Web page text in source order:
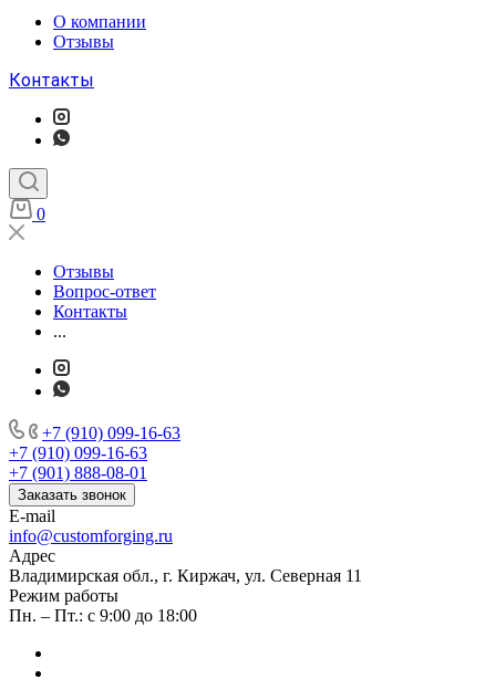
О компании
Отзывы
Контакты
0
Отзывы
Вопрос-ответ
Контакты
...
+7 (910) 099-16-63
+7 (910) 099-16-63
+7 (901) 888-08-01
Заказать звонок
E-mail
info@customforging.ru
Адрес
Владимирская обл., г. Киржач, ул. Северная 11
Режим работы
Пн. – Пт.: с 9:00 до 18:00